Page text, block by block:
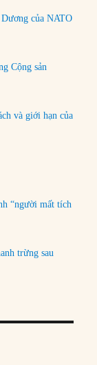
của NATO
Cộng sản
và giới hạn của
“người mất tích
trừng sau